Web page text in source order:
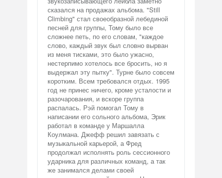
сказался на продажах альбома. "Still
Climbing" стал своеобразной лебединой
песней для группы, Тому было все
сложнее петь, по его словам, "каждое
слово, каждый звук был словно вырван
из меня тисками, это было ужасно,
нестерпимо хотелось все бросить, но я
выдержал эту пытку". Турне было совсем
коротким. Всем требовался отдых. 1995
год не принес ничего, кроме усталости и
разочарования, и вскоре группа
распалась. Рэй помогал Тому в
написании его сольного альбома, Эрик
работал в команде у Маршалла
Коулмана. Джефф решил завязать с
музыкальной карьерой, а Фред
продолжал исполнять роль сессионного
ударника для различных команд, а так
же занимался делами своей